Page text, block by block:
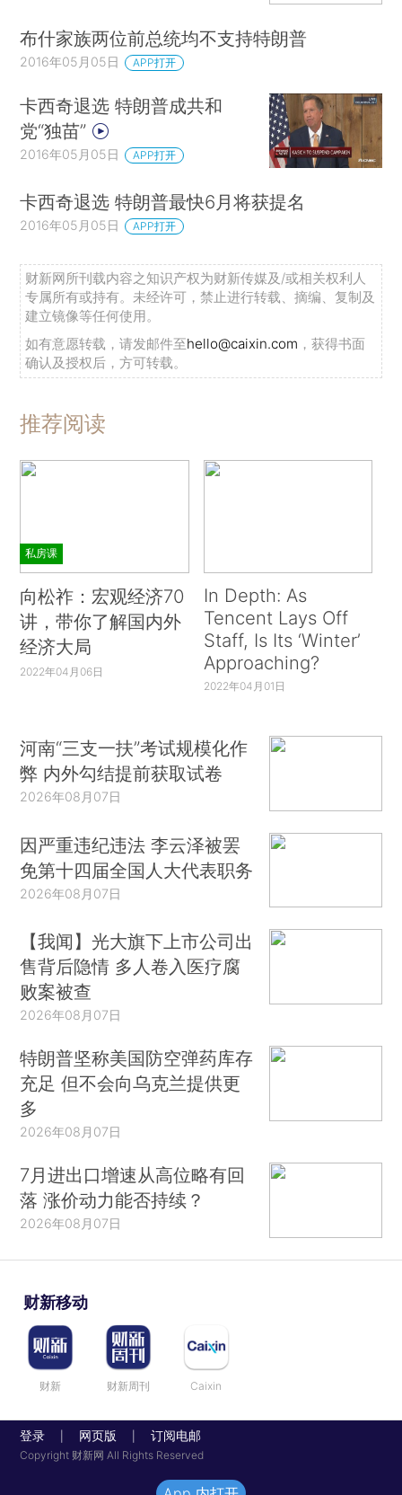
布什家族两位前总统均不支持特朗普
2016年05月05日 APP打开
卡西奇退选 特朗普成共和
党“独苗”
2016年05月05日 APP打开
卡西奇退选 特朗普最快6月将获提名
2016年05月05日 APP打开
财新网所刊载内容之知识产权为财新传媒及/或相关权利人
专属所有或持有。未经许可，禁止进行转载、摘编、复制及
建立镜像等任何使用。
如有意愿转载，请发邮件至hello@caixin.com ，获得书面
确认及授权后，方可转载。
推荐阅读
私房课
向松祚：宏观经济70
讲，带你了解国内外
经济大局
2022年04月06日
In Depth: As
Tencent Lays Off
Staff, Is Its ‘Winter’
Approaching?
2022年04月01日
河南“三支一扶”考试规模化作
弊 内外勾结提前获取试卷
2026年08月07日
因严重违纪违法 李云泽被罢
免第十四届全国人大代表职务
2026年08月07日
【我闻】光大旗下上市公司出
售背后隐情 多人卷入医疗腐
败案被查
2026年08月07日
特朗普坚称美国防空弹药库存
充足 但不会向乌克兰提供更
多
2026年08月07日
7月进出口增速从高位略有回
落 涨价动力能否持续？
2026年08月07日
财新移动
财新 财新周刊 Caixin
登录 网页版 订阅电邮
Copyright 财新网 All Rights Reserved